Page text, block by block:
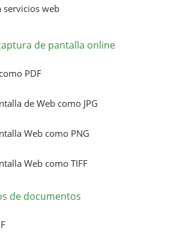
servicios web
de pantalla online
PDF
de Web como JPG
Web como PNG
Web como TIFF
de documentos